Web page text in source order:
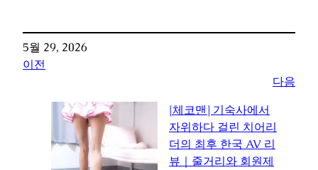
5월 29, 2026
이전
다음
[체코맨] 기숙사에서
자위하다 걸린 치어리
더의 최후 한국 AV 리
뷰｜줄거리와 회원제